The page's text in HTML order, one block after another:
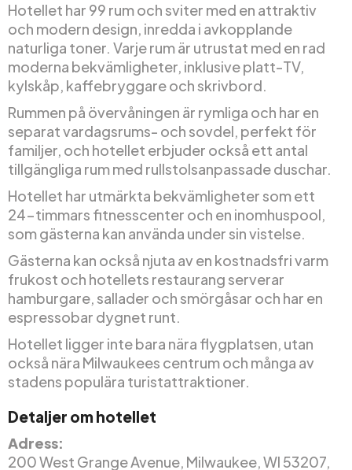
Hotellet har 99 rum och sviter med en attraktiv
och modern design, inredda i avkopplande
naturliga toner. Varje rum är utrustat med en rad
moderna bekvämligheter, inklusive platt-TV,
kylskåp, kaffebryggare och skrivbord.
Rummen på övervåningen är rymliga och har en
separat vardagsrums- och sovdel, perfekt för
familjer, och hotellet erbjuder också ett antal
tillgängliga rum med rullstolsanpassade duschar.
Hotellet har utmärkta bekvämligheter som ett
24-timmars fitnesscenter och en inomhuspool,
som gästerna kan använda under sin vistelse.
Gästerna kan också njuta av en kostnadsfri varm
frukost och hotellets restaurang serverar
hamburgare, sallader och smörgåsar och har en
espressobar dygnet runt.
Hotellet ligger inte bara nära flygplatsen, utan
också nära Milwaukees centrum och många av
stadens populära turistattraktioner.
Detaljer om hotellet
Adress:
200 West Grange Avenue, Milwaukee, WI 53207,